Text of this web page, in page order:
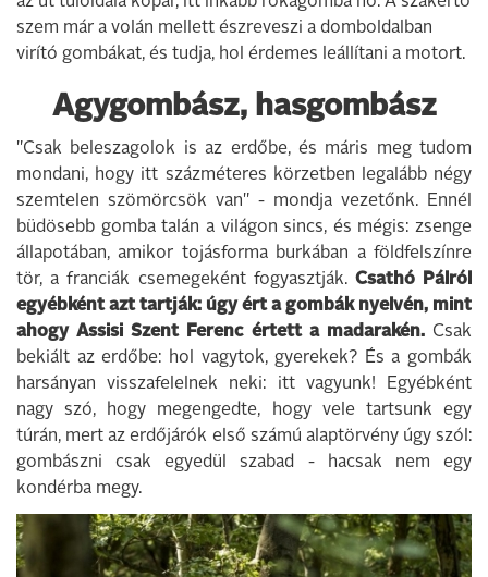
szem már a volán mellett észreveszi a domboldalban
virító gombákat, és tudja, hol érdemes leállítani a motort.
Agygombász, hasgombász
"Csak beleszagolok is az erdőbe, és máris meg tudom
mondani, hogy itt százméteres körzetben legalább négy
szemtelen szömörcsök van" - mondja vezetőnk. Ennél
büdösebb gomba talán a világon sincs, és mégis: zsenge
állapotában, amikor tojásforma burkában a földfelszínre
tör, a franciák csemegeként fogyasztják. Csathó Pálról
egyébként azt tartják: úgy ért a gombák nyelvén, mint
ahogy Assisi Szent Ferenc értett a madarakén.Csak
bekiált az erdőbe: hol vagytok, gyerekek? És a gombák
harsányan visszafelelnek neki: itt vagyunk! Egyébként
nagy szó, hogy megengedte, hogy vele tartsunk egy
túrán, mert az erdőjárók első számú alaptörvény úgy szól:
gombászni csak egyedül szabad - hacsak nem egy
kondérba megy.